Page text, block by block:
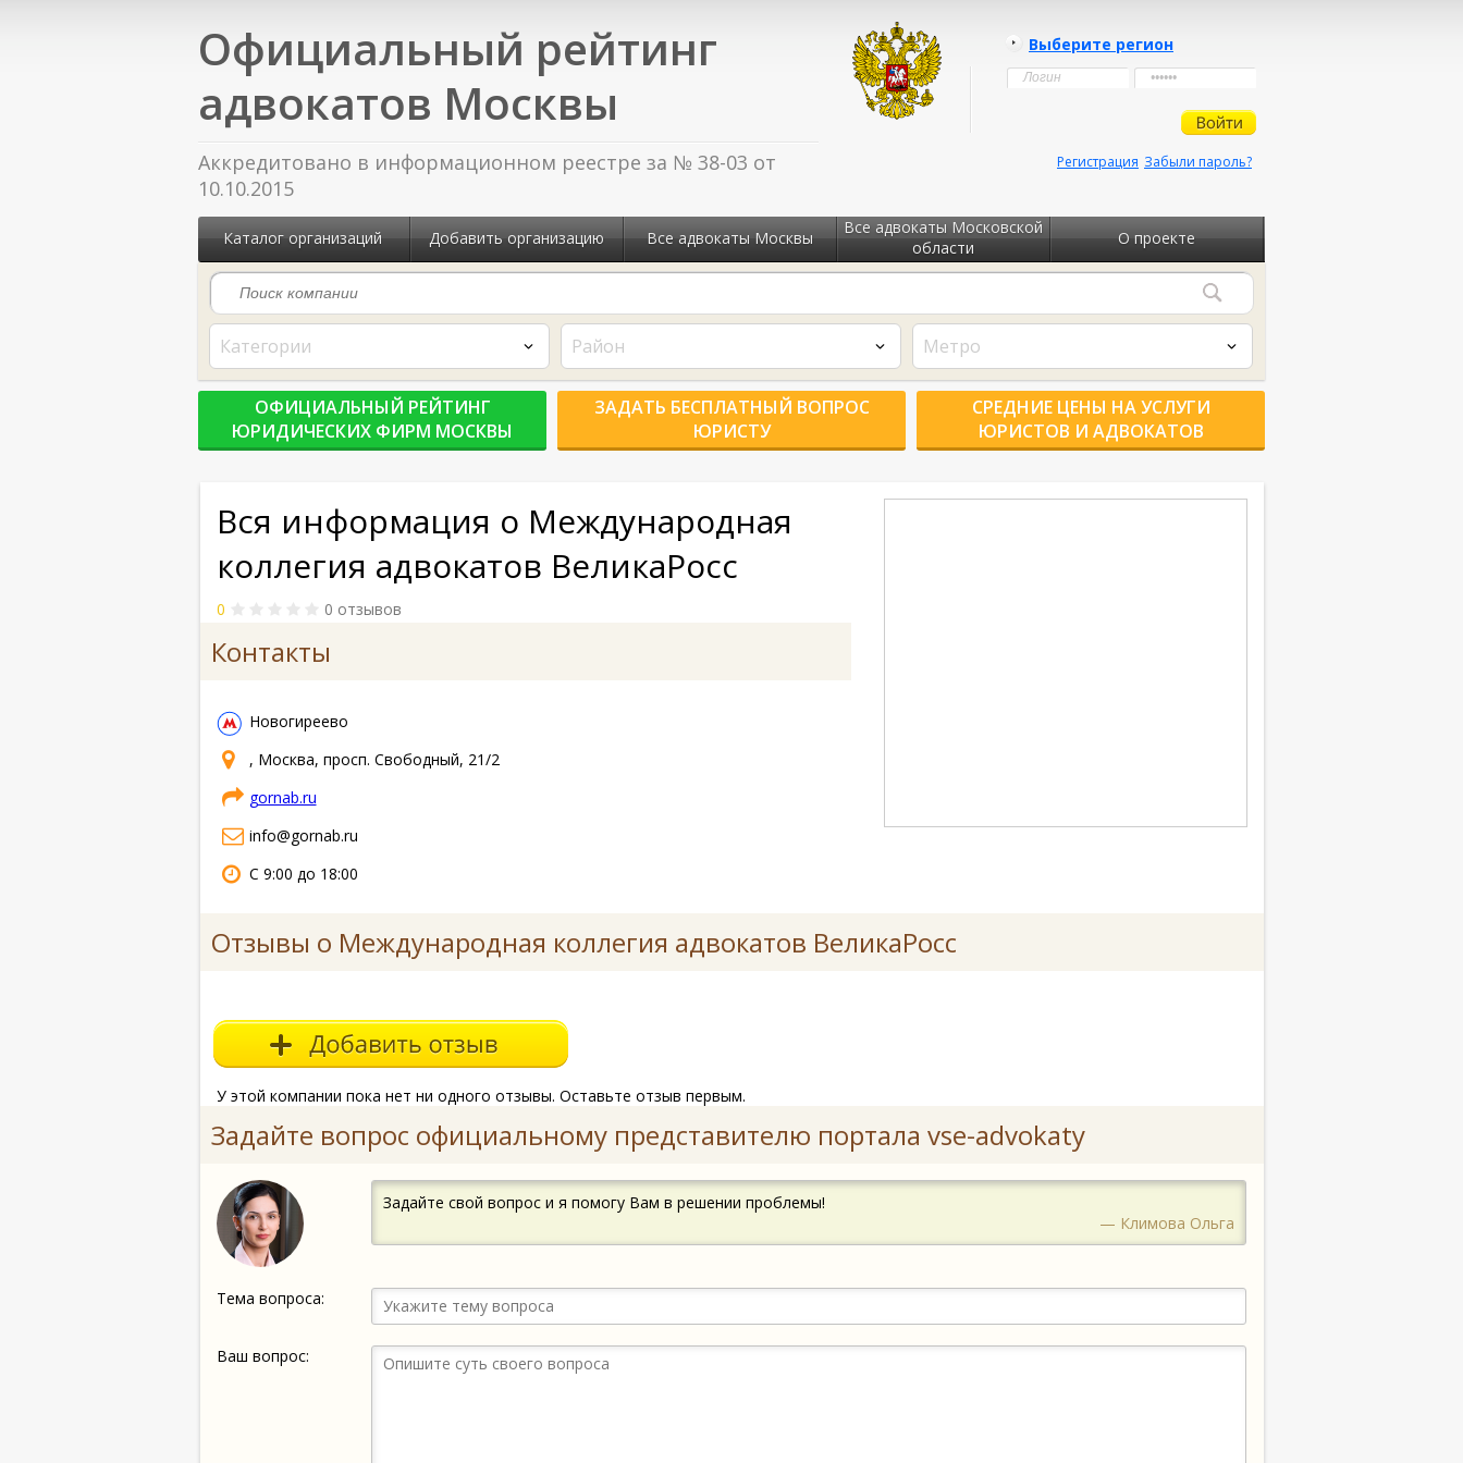
Официальный рейтинг
адвокатов Москвы
Аккредитовано в информационном реестре за № 38-03 от
10.10.2015
Выберите регион
Забыли пароль?
Регистрация
Каталог организаций Добавить организацию Все адвокаты Москвы
Все адвокаты Московской
области
О проекте
Категории Район Метро
ОФИЦИАЛЬНЫЙ РЕЙТИНГ
ЮРИДИЧЕСКИХ ФИРМ МОСКВЫ
ЗАДАТЬ БЕСПЛАТНЫЙ ВОПРОС
ЮРИСТУ
СРЕДНИЕ ЦЕНЫ НА УСЛУГИ
ЮРИСТОВ И АДВОКАТОВ
Вся информация о Международная
коллегия адвокатов ВеликаРосс
0 0 отзывов
Контакты
Новогиреево
, Москва, просп. Свободный, 21/2
gornab.ru
info@gornab.ru
С 9:00 до 18:00
Отзывы о Международная коллегия адвокатов ВеликаРосс
У этой компании пока нет ни одного отзывы. Оставьте отзыв первым.
Задайте вопрос официальному представителю портала vse-advokaty
Задайте свой вопрос и я помогу Вам в решении проблемы!
— Климова Ольга
Тема вопроса:
Ваш вопрос: